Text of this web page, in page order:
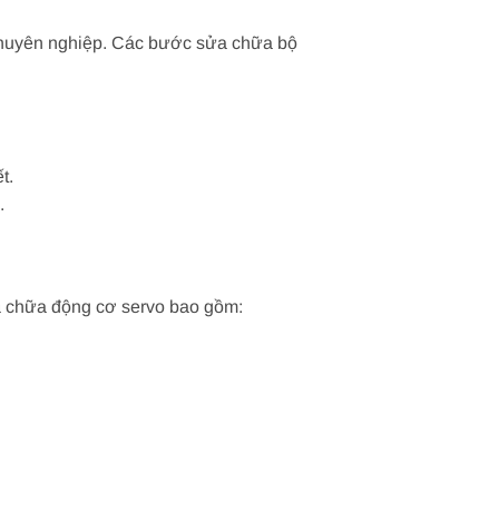
nghiệp. Các bước sửa chữa bộ
động cơ servo bao gồm: